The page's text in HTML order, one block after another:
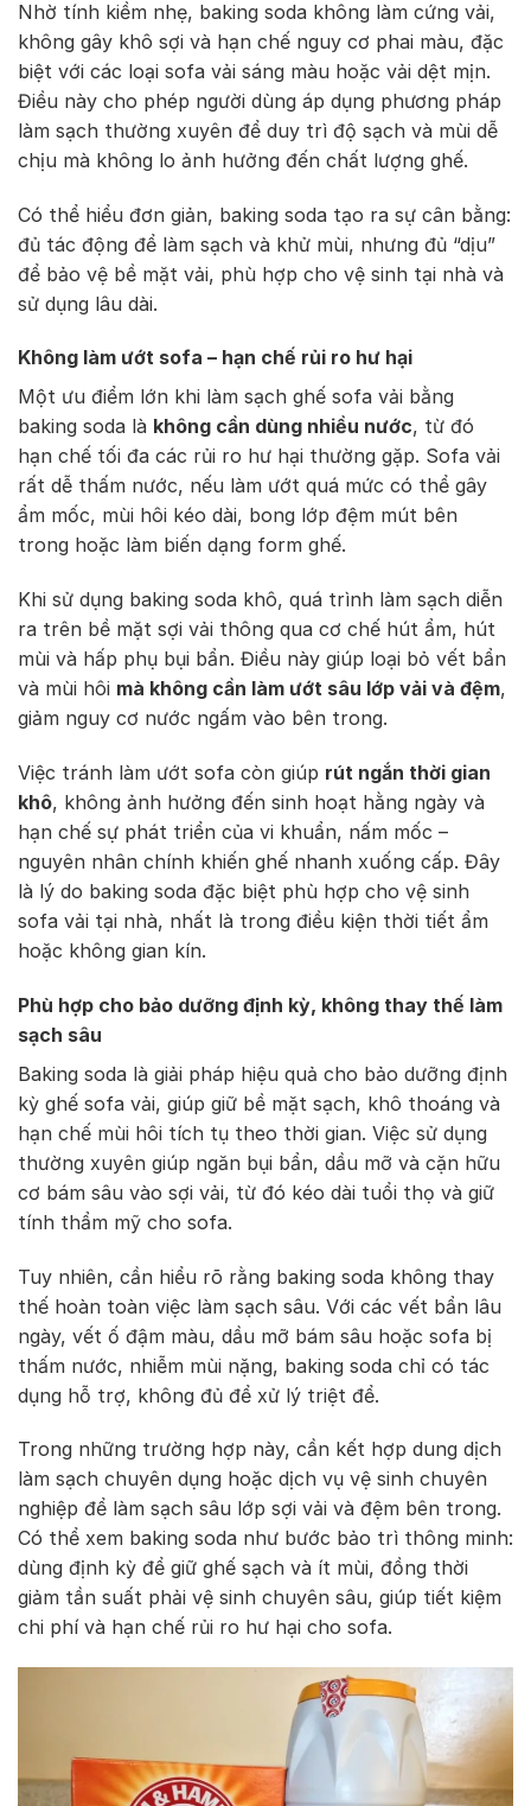
Nhờ tính kiềm nhẹ, baking soda không làm cứng vải,
không gây khô sợi và hạn chế nguy cơ phai màu, đặc
biệt với các loại sofa vải sáng màu hoặc vải dệt mịn.
Điều này cho phép người dùng áp dụng phương pháp
làm sạch thường xuyên để duy trì độ sạch và mùi dễ
chịu mà không lo ảnh hưởng đến chất lượng ghế.
Có thể hiểu đơn giản, baking soda tạo ra sự cân bằng:
đủ tác động để làm sạch và khử mùi, nhưng đủ “dịu”
để bảo vệ bề mặt vải, phù hợp cho vệ sinh tại nhà và
sử dụng lâu dài.
Không làm ướt sofa – hạn chế rủi ro hư hại
Một ưu điểm lớn khi làm sạch ghế sofa vải bằng
baking soda là không cần dùng nhiều nước, từ đó
hạn chế tối đa các rủi ro hư hại thường gặp. Sofa vải
rất dễ thấm nước, nếu làm ướt quá mức có thể gây
ẩm mốc, mùi hôi kéo dài, bong lớp đệm mút bên
trong hoặc làm biến dạng form ghế.
Khi sử dụng baking soda khô, quá trình làm sạch diễn
ra trên bề mặt sợi vải thông qua cơ chế hút ẩm, hút
mùi và hấp phụ bụi bẩn. Điều này giúp loại bỏ vết bẩn
và mùi hôi mà không cần làm ướt sâu lớp vải và đệm,
giảm nguy cơ nước ngấm vào bên trong.
Việc tránh làm ướt sofa còn giúp rút ngắn thời gian
khô, không ảnh hưởng đến sinh hoạt hằng ngày và
hạn chế sự phát triển của vi khuẩn, nấm mốc –
nguyên nhân chính khiến ghế nhanh xuống cấp. Đây
là lý do baking soda đặc biệt phù hợp cho vệ sinh
sofa vải tại nhà, nhất là trong điều kiện thời tiết ẩm
hoặc không gian kín.
Phù hợp cho bảo dưỡng định kỳ, không thay thế làm
sạch sâu
Baking soda là giải pháp hiệu quả cho bảo dưỡng định
kỳ ghế sofa vải, giúp giữ bề mặt sạch, khô thoáng và
hạn chế mùi hôi tích tụ theo thời gian. Việc sử dụng
thường xuyên giúp ngăn bụi bẩn, dầu mỡ và cặn hữu
cơ bám sâu vào sợi vải, từ đó kéo dài tuổi thọ và giữ
tính thẩm mỹ cho sofa.
Tuy nhiên, cần hiểu rõ rằng baking soda không thay
thế hoàn toàn việc làm sạch sâu. Với các vết bẩn lâu
ngày, vết ố đậm màu, dầu mỡ bám sâu hoặc sofa bị
thấm nước, nhiễm mùi nặng, baking soda chỉ có tác
dụng hỗ trợ, không đủ để xử lý triệt để.
Trong những trường hợp này, cần kết hợp dung dịch
làm sạch chuyên dụng hoặc dịch vụ vệ sinh chuyên
nghiệp để làm sạch sâu lớp sợi vải và đệm bên trong.
Có thể xem baking soda như bước bảo trì thông minh:
dùng định kỳ để giữ ghế sạch và ít mùi, đồng thời
giảm tần suất phải vệ sinh chuyên sâu, giúp tiết kiệm
chi phí và hạn chế rủi ro hư hại cho sofa.